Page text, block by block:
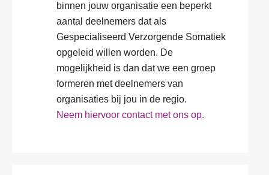
binnen jouw organisatie een beperkt
aantal deelnemers dat als
Gespecialiseerd Verzorgende Somatiek
opgeleid willen worden. De
mogelijkheid is dan dat we een groep
formeren met deelnemers van
organisaties bij jou in de regio.
Neem hiervoor contact met ons op.